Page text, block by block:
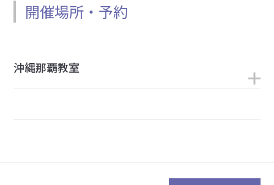
開催場所・予約
沖縄那覇教室